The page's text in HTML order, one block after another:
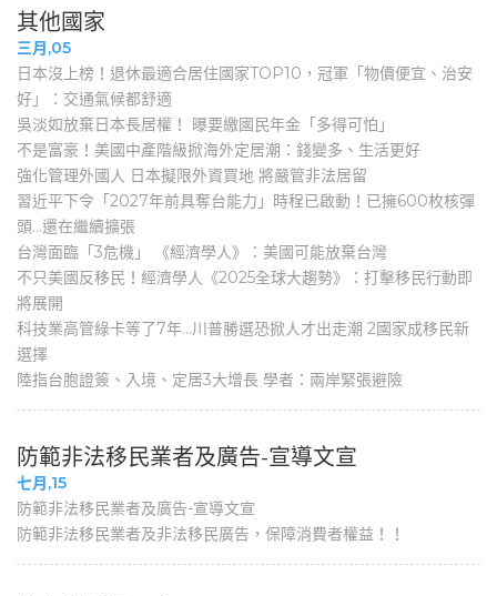
其他國家
三月,05
日本沒上榜！退休最適合居住國家TOP10，冠軍「物價便宜、治安
好」：交通氣候都舒適
吳淡如放棄日本長居權！ 曝要繳國民年金「多得可怕」
不是富豪！美國中產階級掀海外定居潮：錢變多、生活更好
強化管理外國人 日本擬限外資買地 將嚴管非法居留
習近平下令「2027年前具奪台能力」時程已啟動！已擁600枚核彈
頭…還在繼續擴張
台灣面臨「3危機」 《經濟學人》：美國可能放棄台灣
不只美國反移民！經濟學人《2025全球大趨勢》：打擊移民行動即
將展開
科技業高管綠卡等了7年…川普勝選恐掀人才出走潮 2國家成移民新
選擇
陸指台胞證簽、入境、定居3大增長 學者：兩岸緊張避險
防範非法移民業者及廣告-宣導文宣
七月,15
防範非法移民業者及廣告-宣導文宣
防範非法移民業者及非法移民廣告，保障消費者權益！！